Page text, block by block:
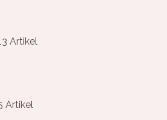
Artikel
Artikel